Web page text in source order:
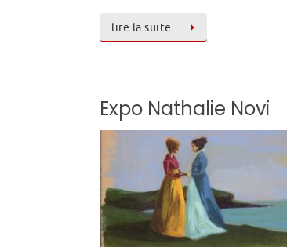
lire la suite…
Expo Nathalie Novi